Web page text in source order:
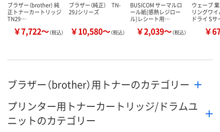
ブラザー（brother） 純
正トナーカートリッジ
TN29…
￥7,722～（税込）
ブラザー（純正） TN-
29Jシリーズ
￥10,580～（税込）
BUSICOM サーマルロ
ール紙(感熱レジロー
ル)レシート用…
￥2,039～（税込）
ウェーブ
リングワ
ドライ S
￥
ブラザー（brother）用トナーのカテゴリー
プリンター用トナーカートリッジ/ドラムユ
ニットのカテゴリー